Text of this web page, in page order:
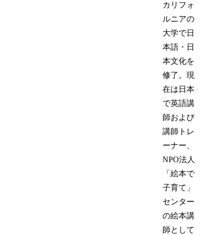
カリフォ
ルニアの
大学で日
本語・日
本文化を
修了。現
在は日本
で英語講
師および
講師トレ
ーナー、
NPO法人
「絵本で
子育て」
センター
の絵本講
師として